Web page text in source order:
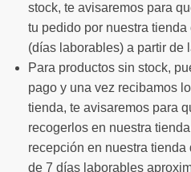
stock, te avisaremos para
tu pedido por nuestra
(días laborables) a partir de
Para productos sin stock,
pago y una vez recibamos
tienda, te avisaremos para
recogerlos en nuestra
recepción en nuestra
de 7 días laborables